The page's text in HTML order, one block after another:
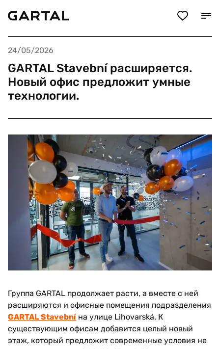
24/05/2026
GARTAL Stavební расширяется.
Новый офис предложит умные
технологии.
Группа GARTAL продолжает расти, а вместе с ней
расширяются и офисные помещения подразделения
GARTAL Stavebníна улице Lihovarská. К
существующим офисам добавится целый новый
этаж, который предложит современные условия не